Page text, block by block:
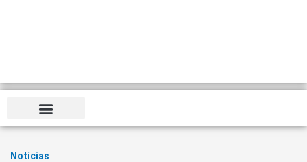
Notícias